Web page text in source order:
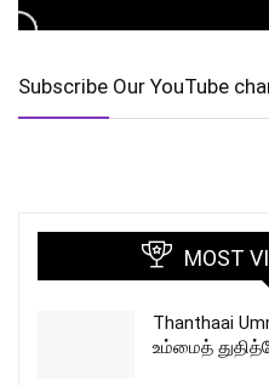
Subscribe Our YouTube
MOST
Thanthaai
உம்மைத்